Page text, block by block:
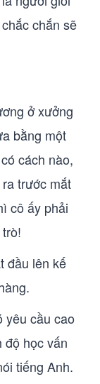
chắn sẽ
ở xưởng
bằng một
cách nào,
trước mắt
cô ấy phải
đầu lên kế
yêu cầu cao
độ học vấn
tiếng Anh.